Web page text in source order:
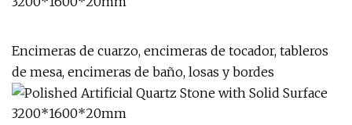
Encimeras de cuarzo, encimeras de tocador, tableros
de mesa, encimeras de baño, losas y bordes